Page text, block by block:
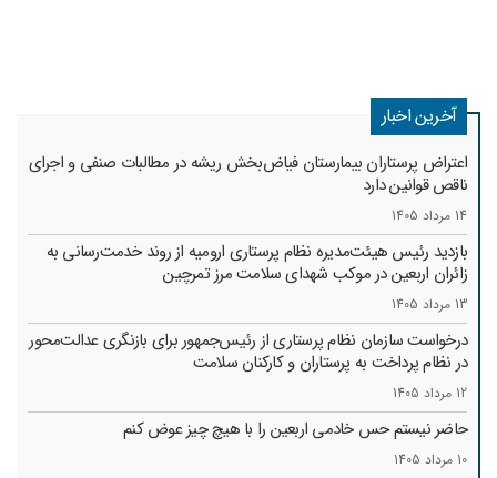
آخرین اخبار
اعتراض پرستاران بیمارستان فیاض‌بخش ریشه در مطالبات صنفی و اجرای
ناقص قوانین دارد
14 مرداد 1405
بازدید رئیس هیئت‌مدیره نظام پرستاری ارومیه از روند خدمت‌رسانی به
زائران اربعین در موکب شهدای سلامت مرز تمرچین
13 مرداد 1405
درخواست سازمان نظام پرستاری از رئیس‌جمهور برای بازنگری عدالت‌محور
در نظام پرداخت به پرستاران و کارکنان سلامت
12 مرداد 1405
حاضر نیستم حس خادمی اربعین را با هیچ چیز عوض کنم
10 مرداد 1405